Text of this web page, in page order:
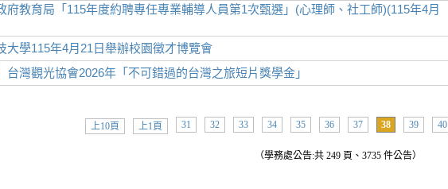
府教育局「115年度約聘專任專業輔導人員第1次甄選」(心理師、社工師)(115年4月
大學115年4月21日舉辦校園徵才博覽會
台灣觀光協會2026年「不可錯過的台灣之旅短片獎學金」
上10頁 上1頁 31 32 33 34 35 36 37 38 39 40
（學務處公告:共 249 頁、3735 件公告）